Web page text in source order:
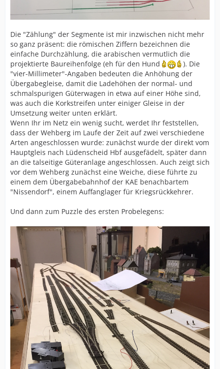
Die "Zählung" der Segmente ist mir inzwischen nicht mehr
so ganz präsent: die römischen Ziffern bezeichnen die
einfache Durchzählung, die arabischen vermutlich die
projektierte Baureihenfolge (eh für den Hund
). Die
"vier-Millimeter"-Angaben bedeuten die Anhöhung der
Übergabegleise, damit die Ladehöhen der normal- und
schmalspurigen Güterwagen in etwa auf einer Höhe sind,
was auch die Korkstreifen unter einiger Gleise in der
Umsetzung weiter unten erklärt.
Wenn Ihr im Netz ein wenig sucht, werdet Ihr feststellen,
dass der Wehberg im Laufe der Zeit auf zwei verschiedene
Arten angeschlossen wurde: zunächst wurde der direkt vom
Hauptgleis nach Lüdenscheid Hbf ausgefädelt, später dann
an die talseitige Güteranlage angeschlossen. Auch zeigt sich
vor dem Wehberg zunächst eine Weiche, diese führte zu
einem dem Übergabebahnhof der KAE benachbartem
"Nissendorf", einem Auffanglager für Kriegsrückkehrer.
Und dann zum Puzzle des ersten Probelegens: